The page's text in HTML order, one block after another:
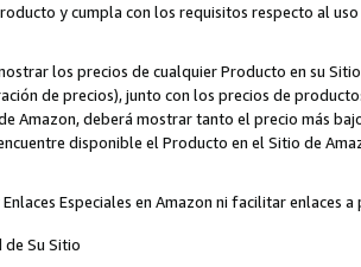
y cumpla con los requisitos respecto al uso
los precios de cualquier Producto en su
de precios), junto con los precios de
Amazon, deberá mostrar tanto el precio más
disponible el Producto en el Sitio de
Especiales en Amazon ni facilitar enlaces
de Su Sitio